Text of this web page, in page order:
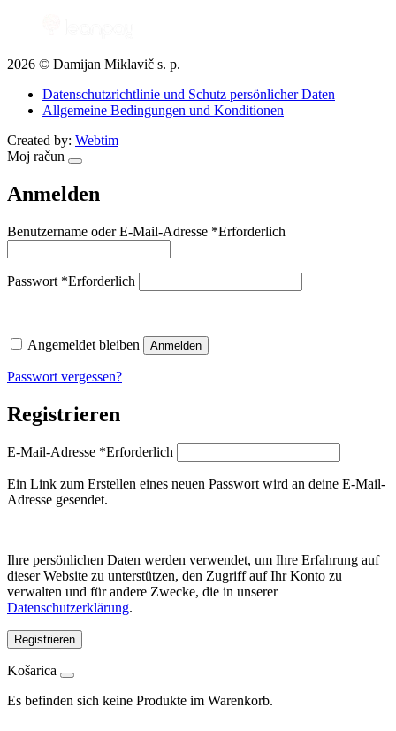
2026 © Damijan Miklavič s. p.
Datenschutzrichtlinie und Schutz persönlicher Daten
Allgemeine Bedingungen und Konditionen
Created by: Webtim
Moj račun
Anmelden
Benutzername oder E-Mail-Adresse *Erforderlich
Passwort *Erforderlich
Angemeldet bleiben Anmelden
Passwort vergessen?
Registrieren
E-Mail-Adresse *Erforderlich
Ein Link zum Erstellen eines neuen Passwort wird an deine E-Mail-
Adresse gesendet.
Ihre persönlichen Daten werden verwendet, um Ihre Erfahrung auf
dieser Website zu unterstützen, den Zugriff auf Ihr Konto zu
verwalten und für andere Zwecke, die in unserer
Datenschutzerklärung.
Registrieren
Košarica
Es befinden sich keine Produkte im Warenkorb.